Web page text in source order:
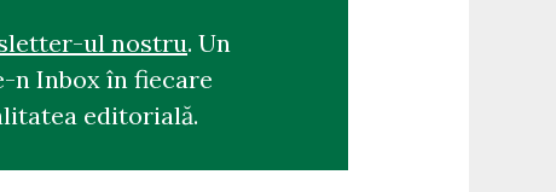
ul nostru. Un
n Inbox în fiecare
editorială.